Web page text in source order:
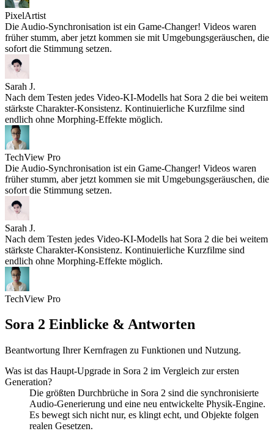
PixelArtist
Die Audio-Synchronisation ist ein Game-Changer! Videos waren
früher stumm, aber jetzt kommen sie mit Umgebungsgeräuschen, die
sofort die Stimmung setzen.
Sarah J.
Nach dem Testen jedes Video-KI-Modells hat Sora 2 die bei weitem
stärkste Charakter-Konsistenz. Kontinuierliche Kurzfilme sind
endlich ohne Morphing-Effekte möglich.
TechView Pro
Die Audio-Synchronisation ist ein Game-Changer! Videos waren
früher stumm, aber jetzt kommen sie mit Umgebungsgeräuschen, die
sofort die Stimmung setzen.
Sarah J.
Nach dem Testen jedes Video-KI-Modells hat Sora 2 die bei weitem
stärkste Charakter-Konsistenz. Kontinuierliche Kurzfilme sind
endlich ohne Morphing-Effekte möglich.
TechView Pro
Sora 2 Einblicke & Antworten
Beantwortung Ihrer Kernfragen zu Funktionen und Nutzung.
Was ist das Haupt-Upgrade in Sora 2 im Vergleich zur ersten
Generation?
Die größten Durchbrüche in Sora 2 sind die synchronisierte
Audio-Generierung und eine neu entwickelte Physik-Engine.
Es bewegt sich nicht nur, es klingt echt, und Objekte folgen
realen Gesetzen.